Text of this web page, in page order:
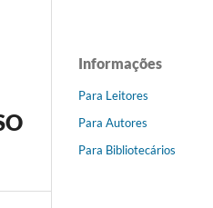
Informações
Para Leitores
Para Autores
Para Bibliotecários